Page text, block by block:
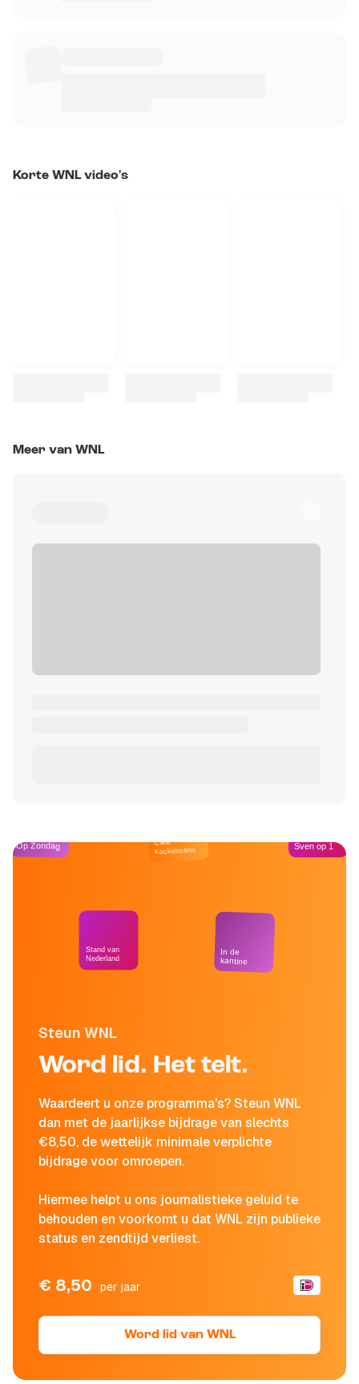
Korte WNL video's
Meer van WNL
Steun WNL
Word lid. Het telt.
Waardeert u onze programma's? Steun WNL
dan met de jaarlijkse bijdrage van slechts
€8,50, de wettelijk minimale verplichte
bijdrage voor omroepen.
Hiermee helpt u ons journalistieke geluid te
behouden en voorkomt u dat WNL zijn publieke
status en zendtijd verliest.
€ 8,50 per jaar
Word lid van WNL
Op Zondag
Stand van
Nederland
Café
Kockelmann
In de
kantine
Sven op 1